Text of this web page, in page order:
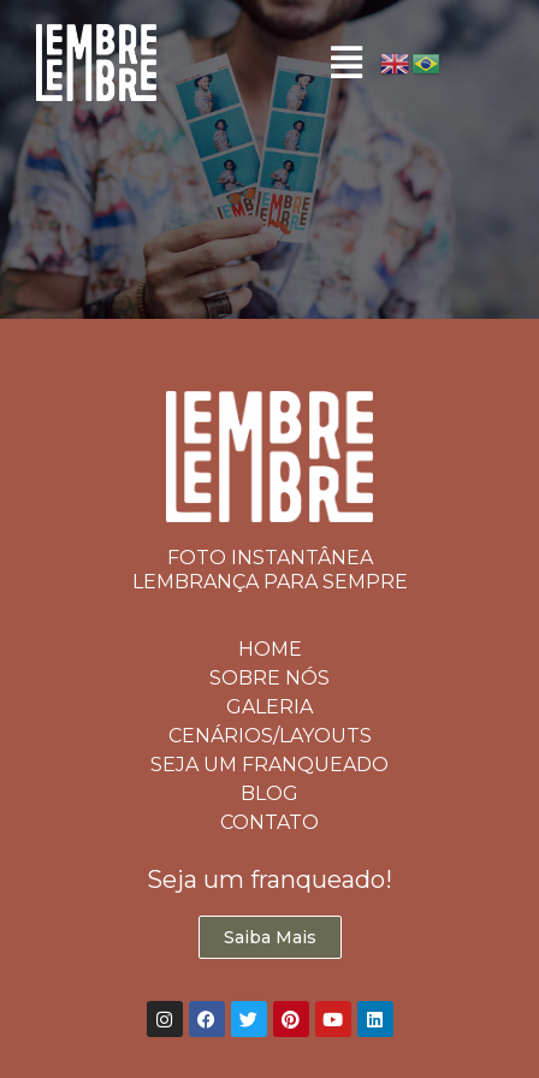
FOTO INSTANTÂNEA
LEMBRANÇA PARA SEMPRE
HOME
SOBRE NÓS
GALERIA
CENÁRIOS/LAYOUTS
SEJA UM FRANQUEADO
BLOG
CONTATO
Seja um franqueado!
Saiba Mais